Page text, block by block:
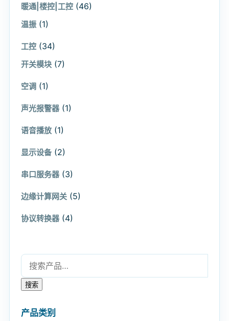
暖通|楼控|工控 (46)
温振 (1)
工控 (34)
开关模块 (7)
空调 (1)
声光报警器 (1)
语音播放 (1)
显示设备 (2)
串口服务器 (3)
边缘计算网关 (5)
协议转换器 (4)
搜索：
搜索
产品类别